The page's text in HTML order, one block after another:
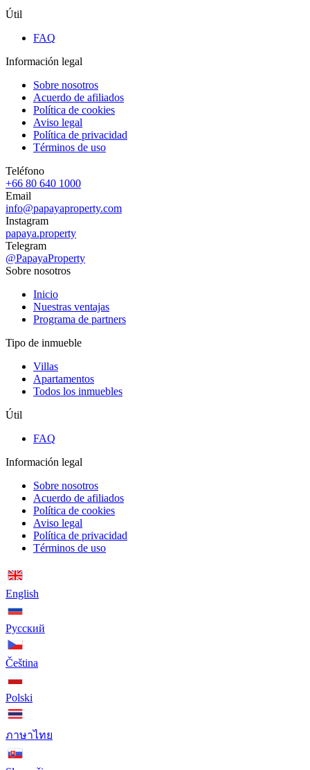
Útil
FAQ
Información legal
Sobre nosotros
Acuerdo de afiliados
Política de cookies
Aviso legal
Política de privacidad
Términos de uso
Teléfono
+66 80 640 1000
Email
info@papayaproperty.com
Instagram
papaya.property
Telegram
@PapayaProperty
Sobre nosotros
Inicio
Nuestras ventajas
Programa de partners
Tipo de inmueble
Villas
Apartamentos
Todos los inmuebles
Útil
FAQ
Información legal
Sobre nosotros
Acuerdo de afiliados
Política de cookies
Aviso legal
Política de privacidad
Términos de uso
English
Русский
Čeština
Polski
ภาษาไทย